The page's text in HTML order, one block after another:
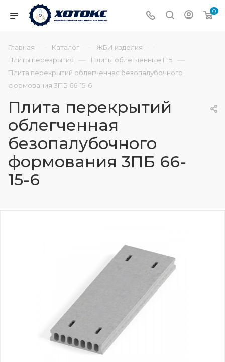
0
Главная — Каталог — ЖБИ изделия —
Плиты перекрытия — Плиты облегченные ПБ —
Плита перекрытий облегченная безопалубочного
формования 3ПБ 66-15-6
Плита перекрытий
облегченная
безопалубочного
формования 3ПБ 66-
15-6